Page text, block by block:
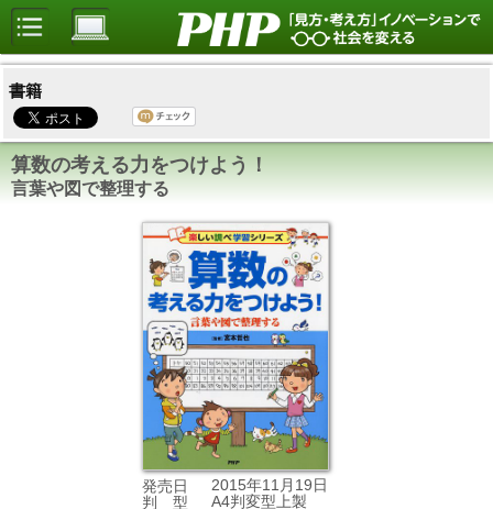
書籍
算数の考える力をつけよう！
言葉や図で整理する
発売日
2015年11月19日
判 型
A4判変型上製